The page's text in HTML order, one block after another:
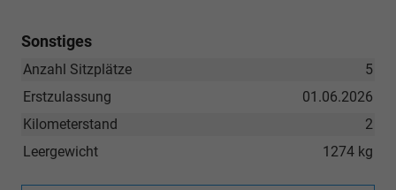
Sonstiges
5
Anzahl Sitzplätze
01.06.2026
Erstzulassung
2
Kilometerstand
1274 kg
Leergewicht